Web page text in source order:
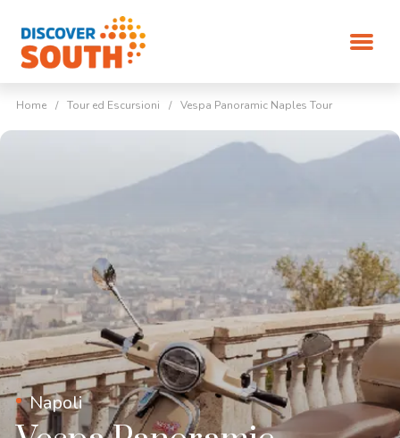
Home / Tour ed Escursioni / Vespa Panoramic Naples Tour
Napoli